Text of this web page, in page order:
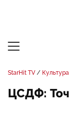
StarHit TV Культура
ЦСДФ: